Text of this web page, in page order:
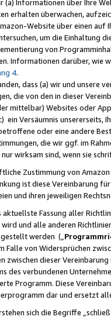
(a) Informationen über Ihre
erhalten überwachen,
Website über einen
um die Einhaltung
von
Informationen darüber, wie
4.
dass (a) wir und
die von den in dieser
mittelbar) Websites oder
ein Versäumnis unsererseits,
oder eine andere
die wir ggf. im
wirksam sind, wenn sie
Zustimmung von
ist diese Vereinbarung
und ihren jeweiligen
Fassung aller
und alle anderen
werden („
Falle von Widersprüchen
zwischen dieser
des verbundenen
Programm. Diese
dar und ersetzt
sich die Begriffe